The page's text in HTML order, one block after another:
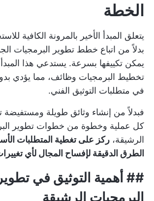
الخطة
يتعلق المبدأ الأخير بالمرونة الكافية
بدلاً من اتباع خطط تطوير البرمجيات
يمكن تكييفها بسرعة. يستدعي هذا
تخطيط البرمجيات وظائف، مما يؤدي
في متطلبات التوثيق الفني.
فبدلاً من إنشاء وثائق طويلة ومستفيضة
كل عملية وخطوة من خطوات تطوير
الرشيقة، ركز على تغطية المتطلبات
الطرق الدقيقة لإفساح المجال لأي
## أهمية التوثيق في تطوير
البرمجيات الرشيقة